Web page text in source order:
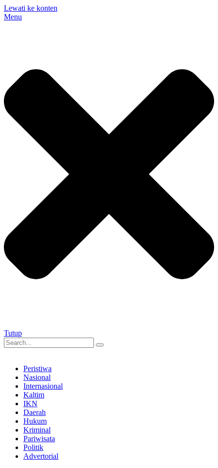
Lewati ke konten
Menu
Tutup
Peristiwa
Nasional
Internasional
Kaltim
IKN
Daerah
Hukum
Kriminal
Pariwisata
Politik
Advertorial